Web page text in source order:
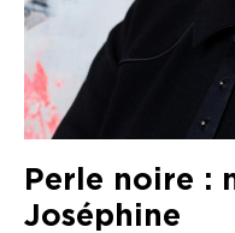
Perle noire :
Joséphine